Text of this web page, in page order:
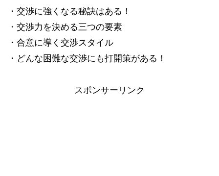
・交渉に強くなる秘訣はある！
・交渉力を決める三つの要素
・合意に導く交渉スタイル
・どんな困難な交渉にも打開策がある！
スポンサーリンク